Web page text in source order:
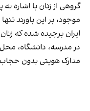
گروهی از زنان با اشاره
موجود، بر این باورند
ایران برچیده شده که
در مدرسه، دانشگاه،
مدارک هویتی بدون